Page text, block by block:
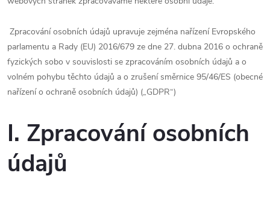
Zpracování osobních údajů upravuje zejména nařízení Evropského
parlamentu a Rady (EU) 2016/679 ze dne 27. dubna 2016 o ochraně
fyzických sobo v souvislosti se zpracováním osobních údajů a o
volném pohybu těchto údajů a o zrušení směrnice 95/46/ES (obecné
nařízení o ochraně osobních údajů) („GDPR“)
I. Zpracování osobních
údajů